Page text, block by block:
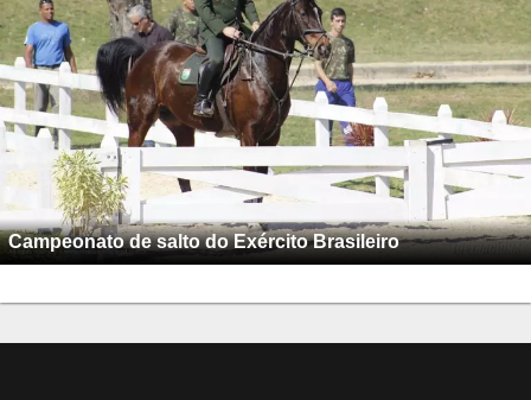
Campeonato de salto do Exército Brasileiro